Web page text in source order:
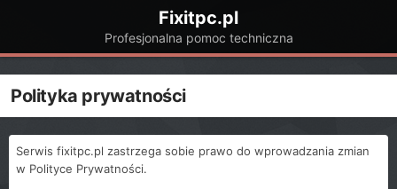
Fixitpc.pl
Profesjonalna pomoc techniczna
Polityka prywatności
Serwis fixitpc.pl zastrzega sobie prawo do wprowadzania zmian
w Polityce Prywatności.